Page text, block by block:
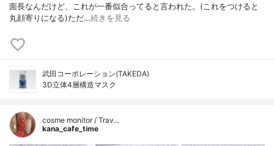
面長なんだけど、これが一番似合ってると言われた。(これをつけると
丸顔寄りになる)ただ…続きを見る
武田コーポレーション(TAKEDA)
3D立体4層構造マスク
cosme monitor / Trav…
kana_cafe_time